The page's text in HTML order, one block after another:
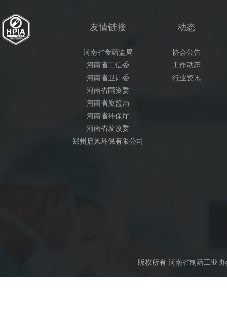
友情链接
河南省食药监局
河南省工信委
河南省卫计委
河南省国资委
河南省质监局
河南省环保厅
河南省发改委
郑州启风环保有限公司
动态
协会公告
工作动态
行业资讯
版权所有 河南省制药工业